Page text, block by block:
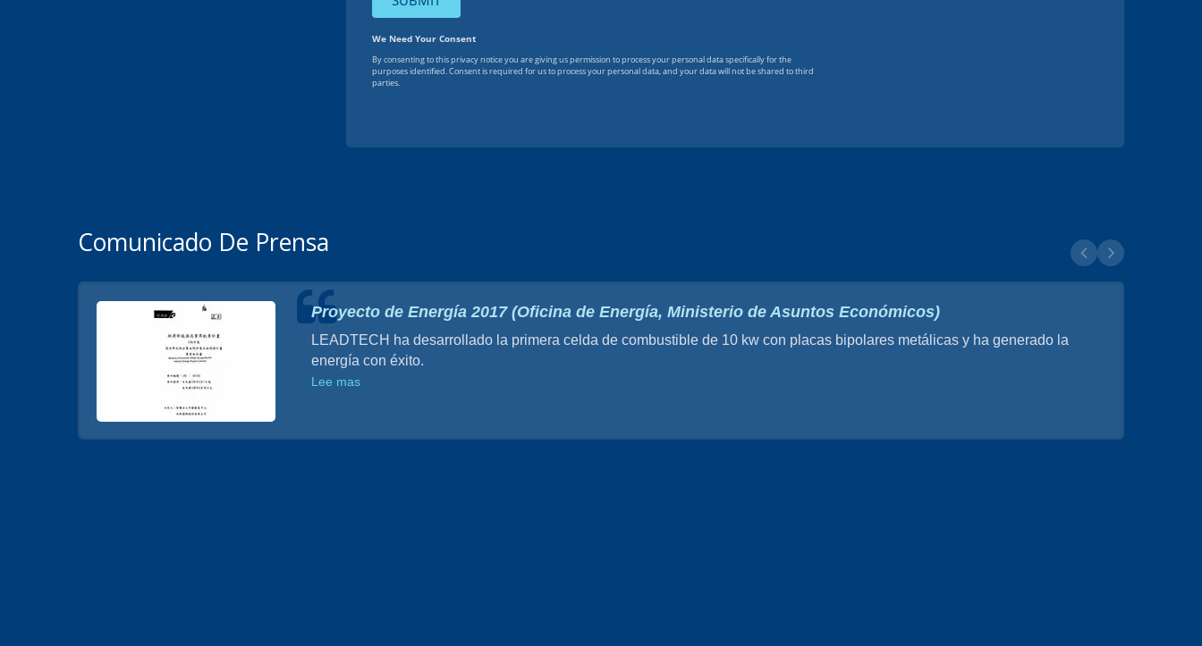
Comunicado De Prensa
Proyecto de Energía 2017 (Oficina de Energía, Ministerio de Asuntos Económicos)
LEADTECH ha desarrollado la primera celda de combustible de 10 kw con placas bipolares metálicas y ha generado la
energía con éxito.
Lee mas